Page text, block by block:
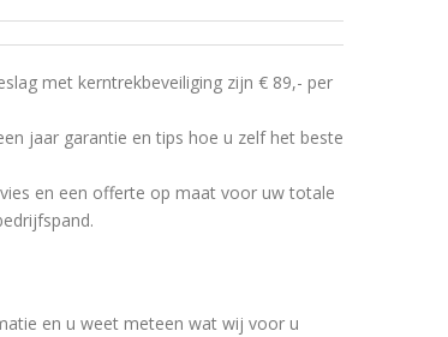
met kerntrekbeveiliging zijn € 89,- per
jaar garantie en tips hoe u zelf het beste
en een offerte op maat voor uw totale
en u weet meteen wat wij voor u